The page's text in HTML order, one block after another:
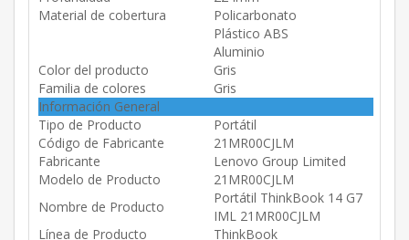
Material de cobertura
Policarbonato
Plástico ABS
Aluminio
Color del producto
Gris
Familia de colores
Gris
Información General
Tipo de Producto
Portátil
Código de Fabricante
21MR00CJLM
Fabricante
Lenovo Group Limited
Modelo de Producto
21MR00CJLM
Nombre de Producto
Portátil ThinkBook 14 G7
IML 21MR00CJLM
Línea de Producto
ThinkBook